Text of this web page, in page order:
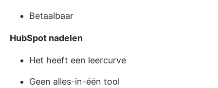
Betaalbaar
HubSpot nadelen
Het heeft een leercurve
Geen alles-in-één tool